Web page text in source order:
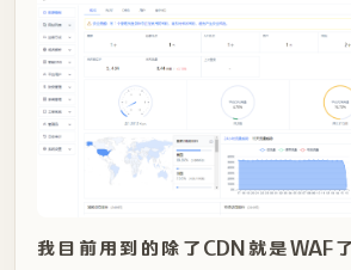
我目前用到的除了CDN就是WAF